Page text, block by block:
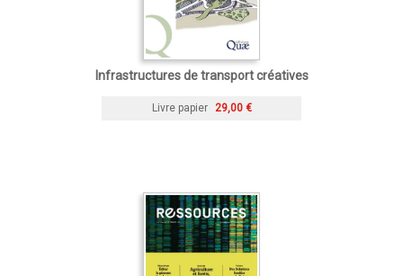
Infrastructures de transport créatives
Livre papier 29,00 €